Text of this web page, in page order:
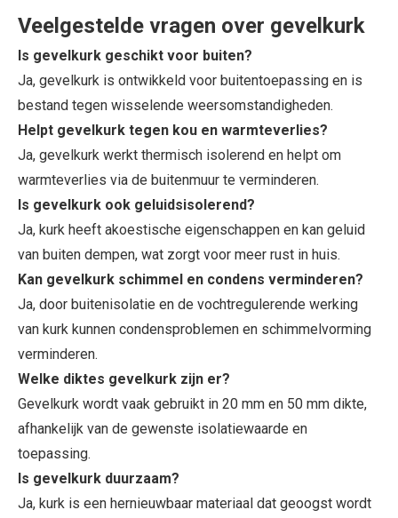
Veelgestelde vragen over gevelkurk
Is gevelkurk geschikt voor buiten?
Ja, gevelkurk is ontwikkeld voor buitentoepassing en is
bestand tegen wisselende weersomstandigheden.
Helpt gevelkurk tegen kou en warmteverlies?
Ja, gevelkurk werkt thermisch isolerend en helpt om
warmteverlies via de buitenmuur te verminderen.
Is gevelkurk ook geluidsisolerend?
Ja, kurk heeft akoestische eigenschappen en kan geluid
van buiten dempen, wat zorgt voor meer rust in huis.
Kan gevelkurk schimmel en condens verminderen?
Ja, door buitenisolatie en de vochtregulerende werking
van kurk kunnen condensproblemen en schimmelvorming
verminderen.
Welke diktes gevelkurk zijn er?
Gevelkurk wordt vaak gebruikt in 20 mm en 50 mm dikte,
afhankelijk van de gewenste isolatiewaarde en
toepassing.
Is gevelkurk duurzaam?
Ja, kurk is een hernieuwbaar materiaal dat geoogst wordt